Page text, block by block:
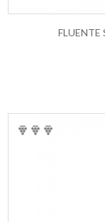
FLUENTE